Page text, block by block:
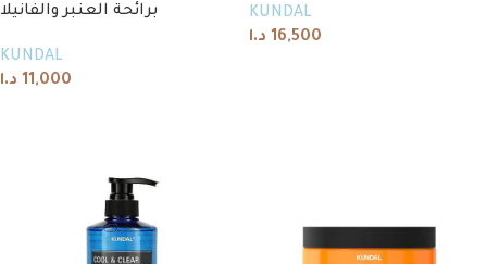
برائحة العنبر والفانيلا
KUNDAL
11,000 د.ا
KUNDAL
16,500 د.ا